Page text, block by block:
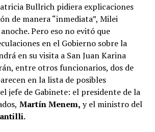
Bullrich pidiera explicaciones
de manera “inmediata”, Milei
Pero eso no evitó que
en el Gobierno sobre la
en su visita a San Juan Karina
entre otros funcionarios, dos de
en la lista de posibles
jefe de Gabinete: el presidente de la
Martín Menem, y el ministro del